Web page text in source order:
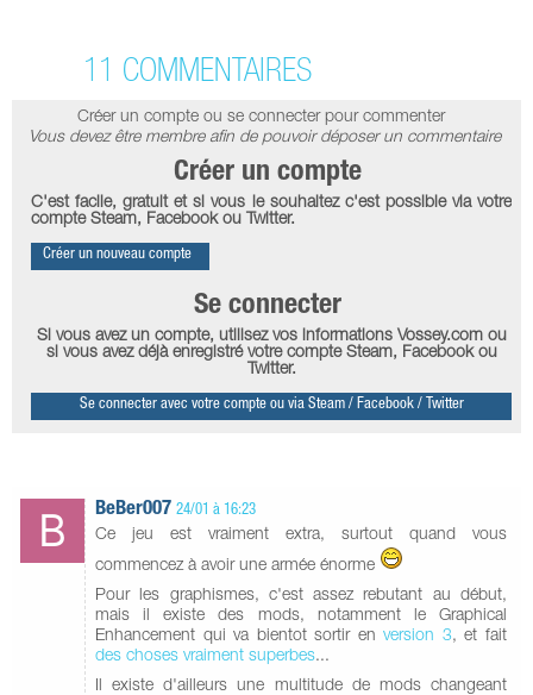
11 COMMENTAIRES
Créer un compte ou se connecter pour commenter
Vous devez être membre afin de pouvoir déposer un commentaire
Créer un compte
C'est facile, gratuit et si vous le souhaitez c'est possible via votre
compte Steam, Facebook ou Twitter.
Créer un nouveau compte
Se connecter
Si vous avez un compte, utilisez vos informations Vossey.com ou
si vous avez déjà enregistré votre compte Steam, Facebook ou
Twitter.
Se connecter avec votre compte ou via Steam / Facebook / Twitter
BeBer007 24/01 à 16:23
Ce jeu est vraiment extra, surtout quand vous
commencez à avoir une armée énorme
Pour les graphismes, c'est assez rebutant au début,
mais il existe des mods, notamment le Graphical
Enhancement qui va bientot sortir enversion 3, et fait
des choses vraiment superbes...
Il existe d'ailleurs une multitude de mods changeant